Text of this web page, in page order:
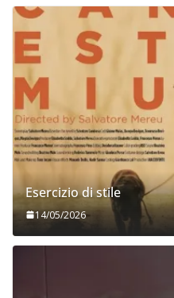
Esercizio di stile
14/05/2026